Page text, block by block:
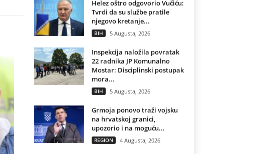
Helez oštro odgovorio Vučiću:
Tvrdi da su službe pratile
njegovo kretanje...
BIH 5 Augusta, 2026
Inspekcija naložila povratak
22 radnika JP Komunalno
Mostar: Disciplinski postupak
mora...
BIH 5 Augusta, 2026
Grmoja ponovo traži vojsku
na hrvatskoj granici,
upozorio i na moguću...
REGION 4 Augusta, 2026